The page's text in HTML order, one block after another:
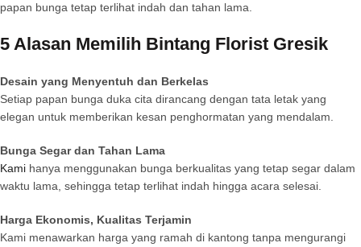
papan bunga tetap terlihat indah dan tahan lama.
5 Alasan Memilih Bintang Florist Gresik
Desain yang Menyentuh dan Berkelas
Setiap papan bunga duka cita dirancang dengan tata letak yang
elegan untuk memberikan kesan penghormatan yang mendalam.
Bunga Segar dan Tahan Lama
Kami hanya menggunakan bunga berkualitas yang tetap segar dalam
waktu lama, sehingga tetap terlihat indah hingga acara selesai.
Harga Ekonomis, Kualitas Terjamin
Kami menawarkan harga yang ramah di kantong tanpa mengurangi